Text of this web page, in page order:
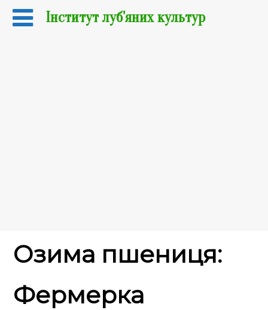
Озима пшениця:
Фермерка
Інститут луб'яних культур